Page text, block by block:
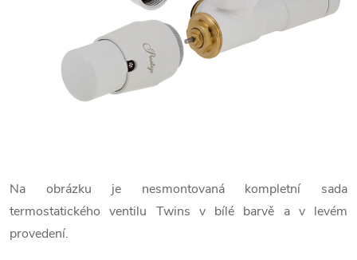
Na obrázku je nesmontovaná kompletní sada
termostatického ventilu Twins v bílé barvě a v levém
provedení.